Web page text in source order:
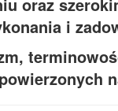
i